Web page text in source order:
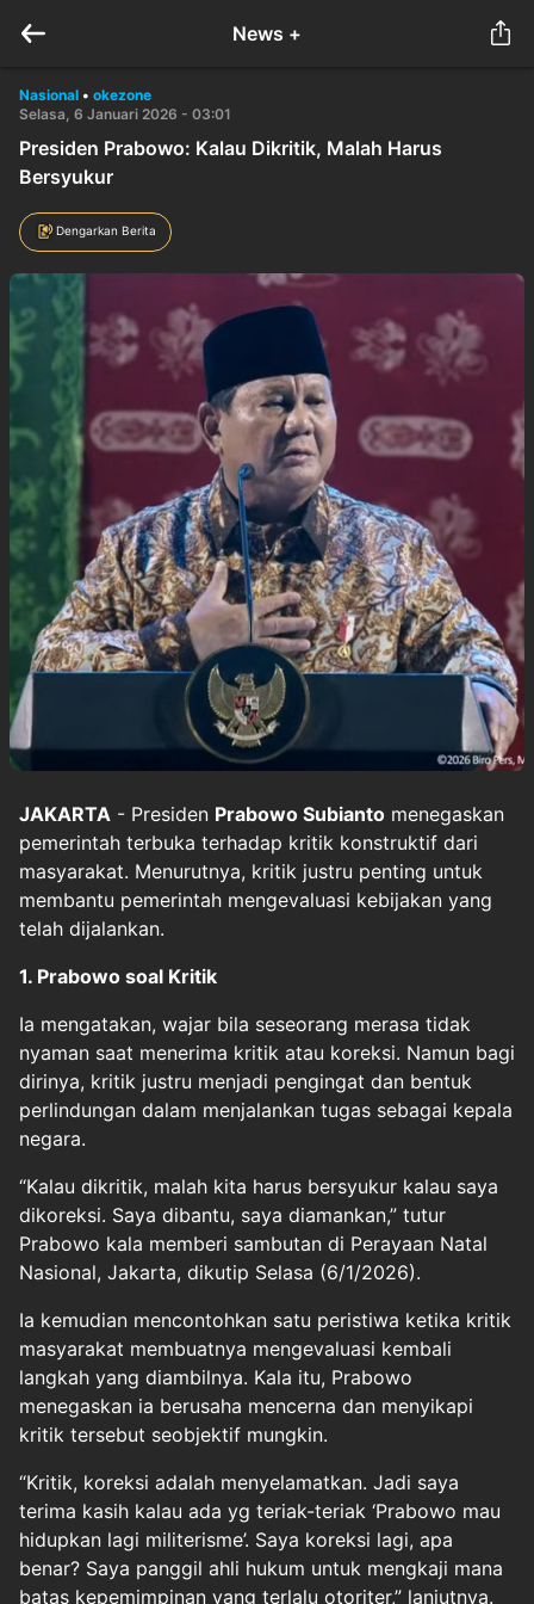
News +
Nasional • okezone
Selasa, 6 Januari 2026 - 03:01
Presiden Prabowo: Kalau Dikritik, Malah Harus
Bersyukur
Dengarkan Berita
JAKARTA - Presiden Prabowo Subianto menegaskan
pemerintah terbuka terhadap kritik konstruktif dari
masyarakat. Menurutnya, kritik justru penting untuk
membantu pemerintah mengevaluasi kebijakan yang
telah dijalankan.
1. Prabowo soal Kritik
Ia mengatakan, wajar bila seseorang merasa tidak
nyaman saat menerima kritik atau koreksi. Namun bagi
dirinya, kritik justru menjadi pengingat dan bentuk
perlindungan dalam menjalankan tugas sebagai kepala
negara.
“Kalau dikritik, malah kita harus bersyukur kalau saya
dikoreksi. Saya dibantu, saya diamankan,” tutur
Prabowo kala memberi sambutan di Perayaan Natal
Nasional, Jakarta, dikutip Selasa (6/1/2026).
Ia kemudian mencontohkan satu peristiwa ketika kritik
masyarakat membuatnya mengevaluasi kembali
langkah yang diambilnya. Kala itu, Prabowo
menegaskan ia berusaha mencerna dan menyikapi
kritik tersebut seobjektif mungkin.
“Kritik, koreksi adalah menyelamatkan. Jadi saya
terima kasih kalau ada yg teriak-teriak ‘Prabowo mau
hidupkan lagi militerisme’. Saya koreksi lagi, apa
benar? Saya panggil ahli hukum untuk mengkaji mana
batas kepemimpinan yang terlalu otoriter,” lanjutnya.